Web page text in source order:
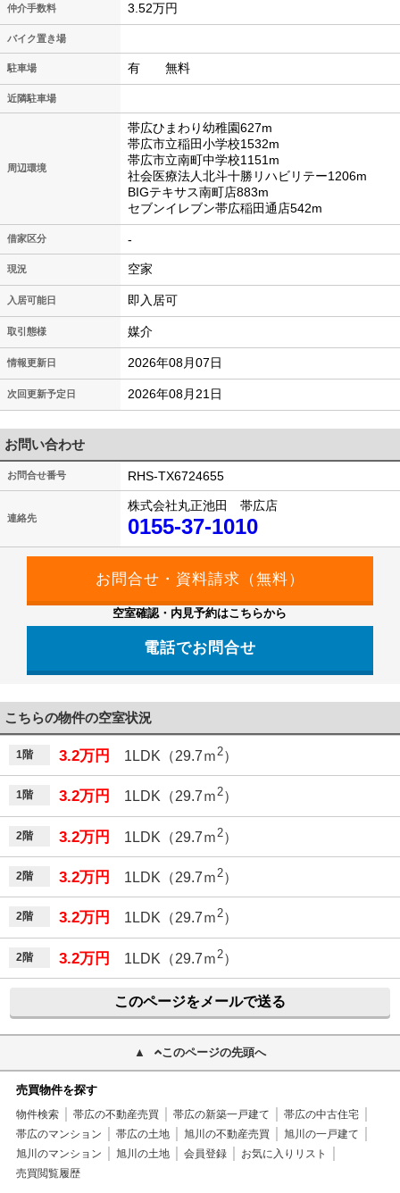
仲介手数料 3.52万円
バイク置き場
駐車場 有 無料
近隣駐車場
周辺環境
帯広ひまわり幼稚園627m
帯広市立稲田小学校1532m
帯広市立南町中学校1151m
社会医療法人北斗十勝リハビリテー1206m
BIGテキサス南町店883m
セブンイレブン帯広稲田通店542m
借家区分 -
現況 空家
入居可能日 即入居可
取引態様 媒介
情報更新日 2026年08月07日
次回更新予定日 2026年08月21日
お問い合わせ
お問合せ番号 RHS-TX6724655
連絡先
株式会社丸正池田 帯広店
0155-37-1010
空室確認・内見予約はこちらから
電話でお問合せ
こちらの物件の空室状況
1階 3.2万円 1LDK（29.7ｍ2）
1階 3.2万円 1LDK（29.7ｍ2）
2階 3.2万円 1LDK（29.7ｍ 2）
2階 3.2万円 1LDK（29.7ｍ 2）
2階 3.2万円 1LDK（29.7ｍ2）
2階 3.2万円 1LDK（29.7ｍ 2）
このページをメールで送る
このページの先頭へ
売買物件を探す
物件検索 帯広の不動産売買 帯広の新築一戸建て
帯広の中古住宅
帯広のマンション
帯広の土地 旭川の不動産売買
旭川の一戸建て
旭川のマンション
旭川の土地 会員登録
お気に入りリスト
売買閲覧履歴